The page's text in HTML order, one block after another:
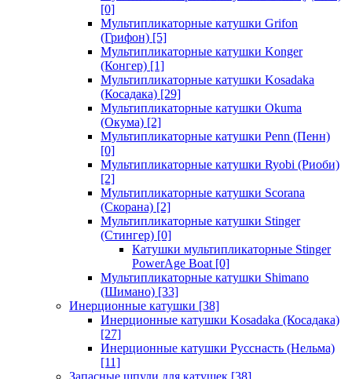
[0]
Мультипликаторные катушки Grifon
(Грифон) [5]
Мультипликаторные катушки Konger
(Конгер) [1]
Мультипликаторные катушки Kosadaka
(Косадака) [29]
Мультипликаторные катушки Okuma
(Окума) [2]
Мультипликаторные катушки Penn (Пенн)
[0]
Мультипликаторные катушки Ryobi (Риоби)
[2]
Мультипликаторные катушки Scorana
(Скорана) [2]
Мультипликаторные катушки Stinger
(Стингер) [0]
Катушки мультипликаторные Stinger
PowerAge Boat [0]
Мультипликаторные катушки Shimano
(Шимано) [33]
Инерционные катушки [38]
Инерционные катушки Kosadaka (Косадака)
[27]
Инерционные катушки Русснасть (Нельма)
[11]